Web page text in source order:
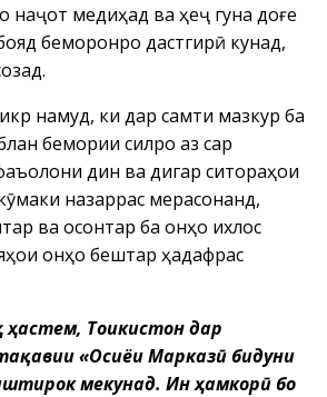
наҷот медиҳад ва ҳеҷ гуна доғе
беморонро дастгирӣ кунад,
намуд, ки дар самти мазкур ба
бемории силро аз сар
дин ва дигар ситораҳои
назаррас мерасонанд,
ва осонтар ба онҳо ихлос
онҳо бештар ҳадафрас
ҳастем, Тоҷикистон дар
«Осиёи Марказӣ бидуни
мекунад. Ин ҳамкорӣ бо